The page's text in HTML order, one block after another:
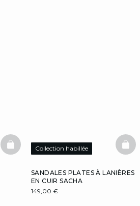
BASKETFULL
SANDALES PLATES À LANIÈRES
EN CUIR SACHA
149,00 €
Collection habillée